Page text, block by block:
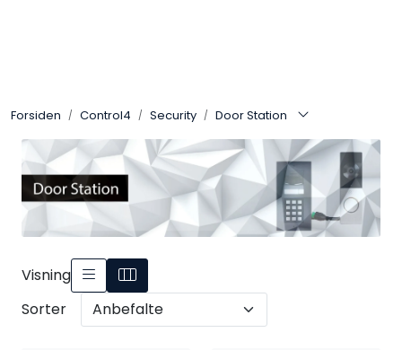
Forsiden Control4 Security Door Station
Visning
Sorter
SONOS
Smarthus
KNX
Stereo
Høyttalere